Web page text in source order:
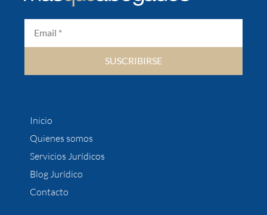
SUSCRIBIRSE
Inicio
Quienes somos
Servicios Jurídicos
Blog Jurídico
Contacto